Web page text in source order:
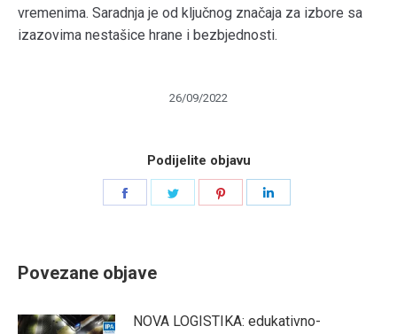
vremenima. Saradnja je od ključnog značaja za izbore sa
izazovima nestašice hrane i bezbjednosti.
26/09/2022
Podijelite objavu
Povezane objave
NOVA LOGISTIKA: edukativno-